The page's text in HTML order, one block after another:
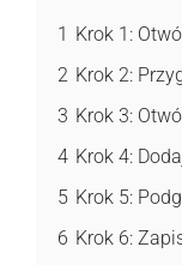
1 Krok 1:
2 Krok 2:
3 Krok 3:
4 Krok 4:
5 Krok 5:
6 Krok 6: